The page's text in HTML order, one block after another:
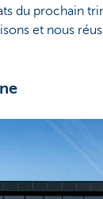
du prochain
et nous